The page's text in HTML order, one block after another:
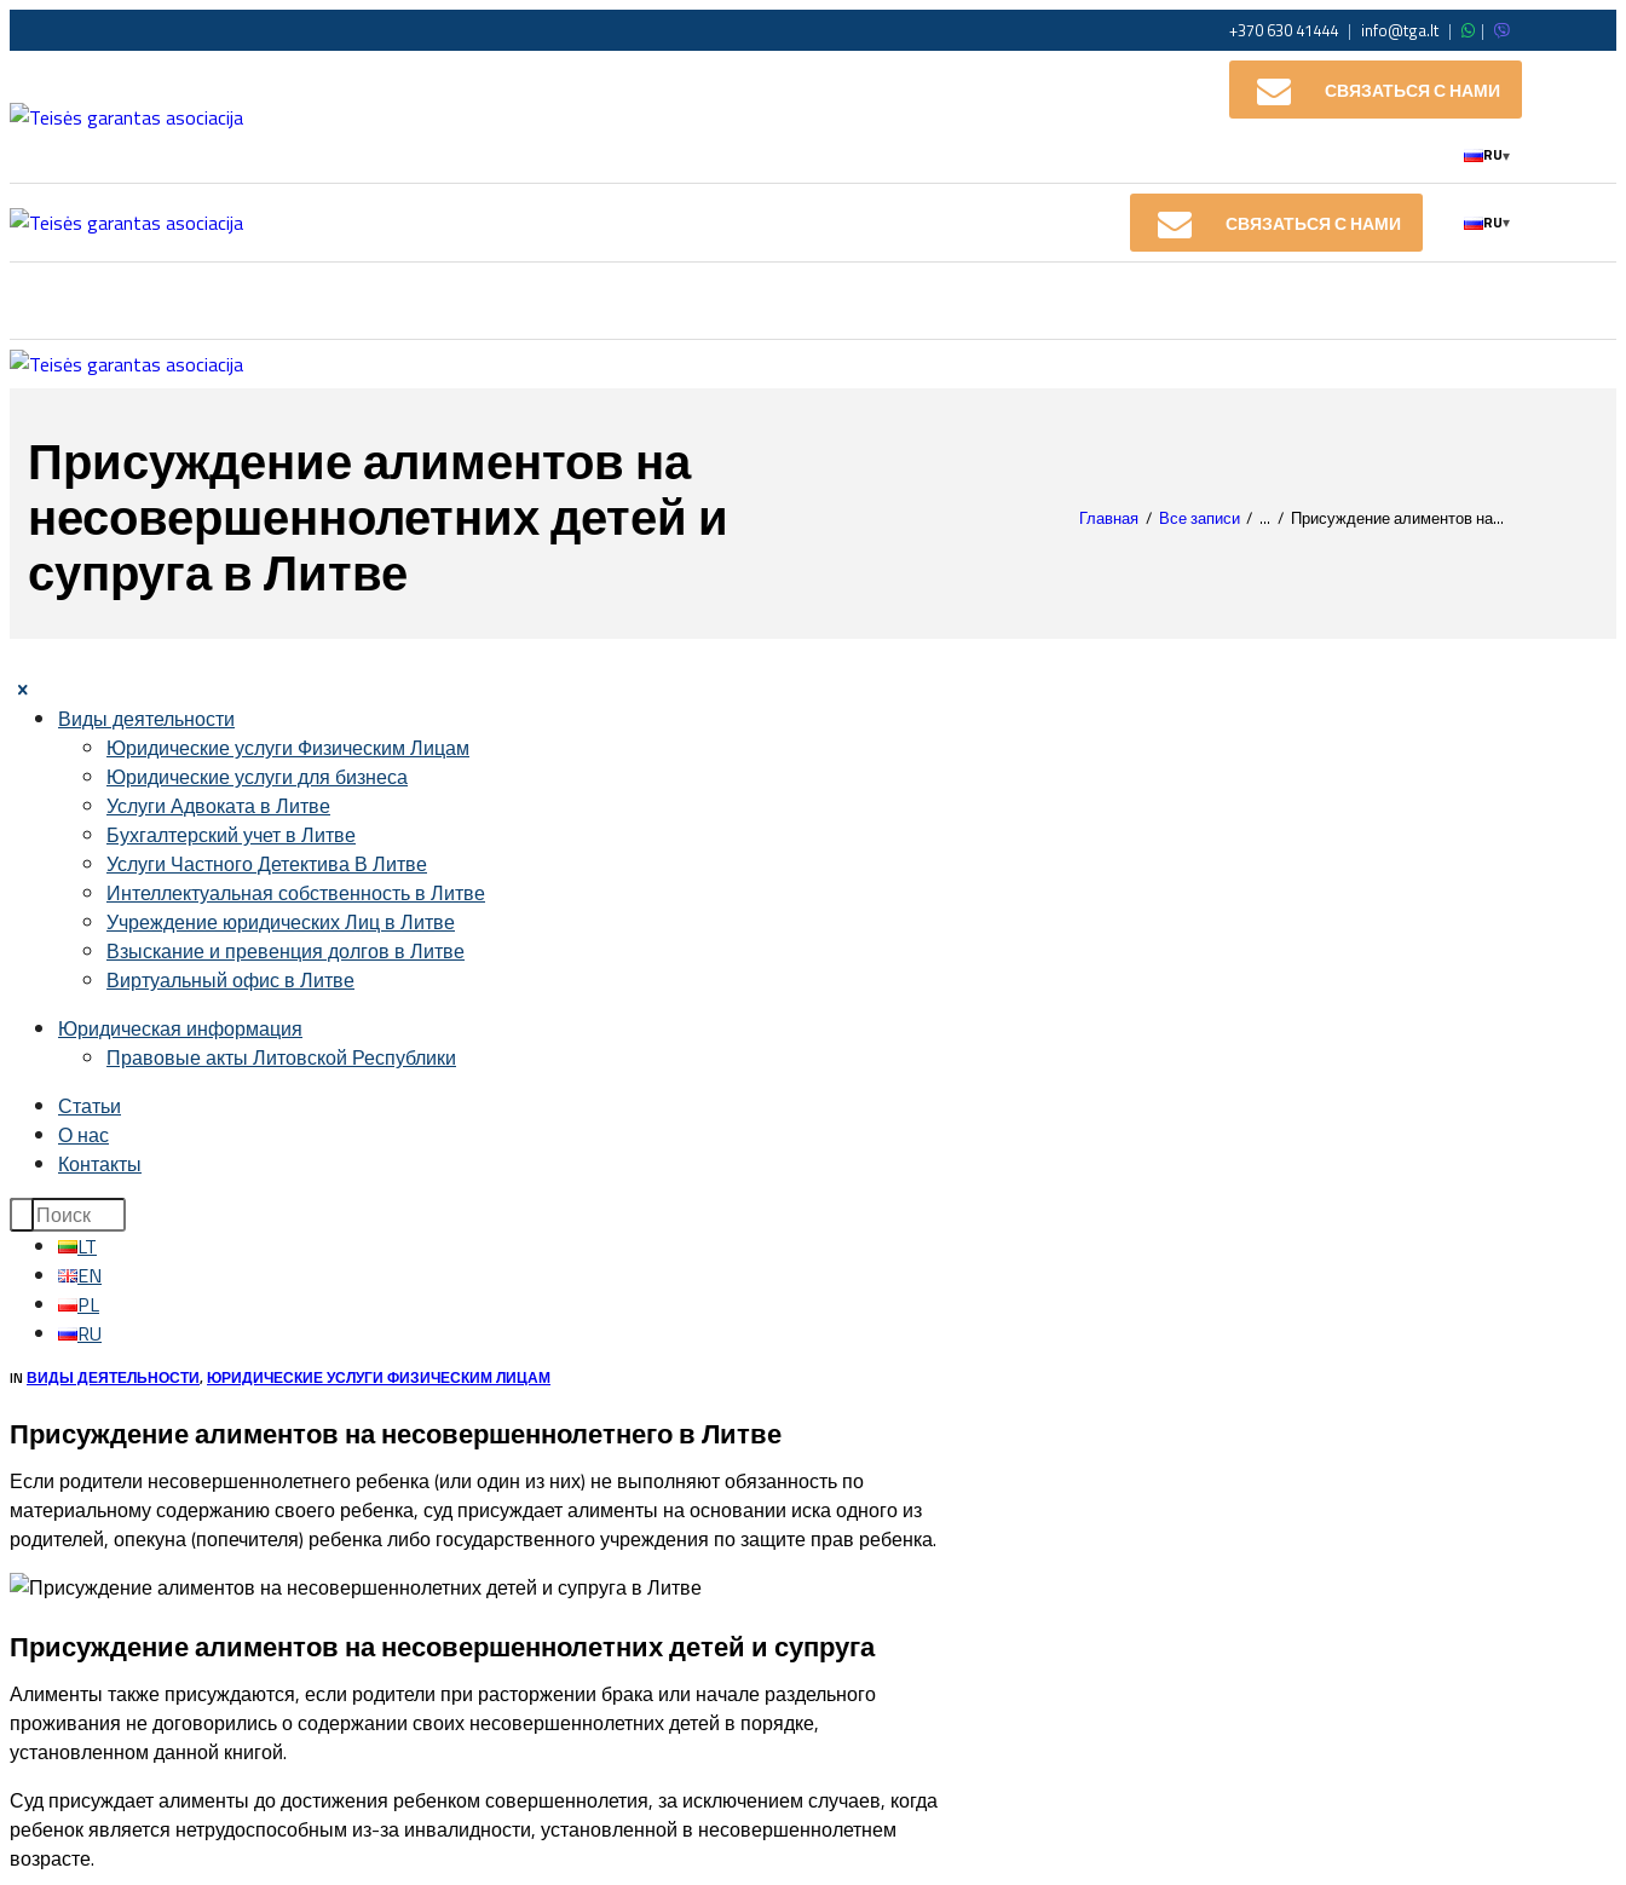
+370 630 41444 | info@tga.lt | |
СВЯЗАТЬСЯ С НАМИ
RU▾
СВЯЗАТЬСЯ С НАМИ RU▾
Присуждение алиментов на
несовершеннолетних детей и
супруга в Литве
Главная Все записи ... Присуждение алиментов на...
Виды деятельности
Юридические услуги Физическим Лицам
Юридические услуги для бизнеса
Услуги Адвоката в Литве
Бухгалтерский учет в Литве
Услуги Частного Детектива В Литве
Интеллектуальная собственность в Литве
Учреждение юридических Лиц в Литве
Взыскание и превенция долгов в Литве
Виртуальный офис в Литве
Юридическая информация
Правовые акты Литовской Республики
Статьи
О нас
Контакты
LT
EN
PL
RU
IN ВИДЫ ДЕЯТЕЛЬНОСТИ,ЮРИДИЧЕСКИЕ УСЛУГИ ФИЗИЧЕСКИМ ЛИЦАМ
Присуждение алиментов на несовершеннолетнего в Литве
Если родители несовершеннолетнего ребенка (или один из них) не выполняют обязанность по
материальному содержанию своего ребенка, суд присуждает алименты на основании иска одного из
родителей, опекуна (попечителя) ребенка либо государственного учреждения по защите прав ребенка.
Присуждение алиментов на несовершеннолетних детей и супруга
Алименты также присуждаются, если родители при расторжении брака или начале раздельного
проживания не договорились о содержании своих несовершеннолетних детей в порядке,
установленном данной книгой.
Суд присуждает алименты до достижения ребенком совершеннолетия, за исключением случаев, когда
ребенок является нетрудоспособным из-за инвалидности, установленной в несовершеннолетнем
возрасте.